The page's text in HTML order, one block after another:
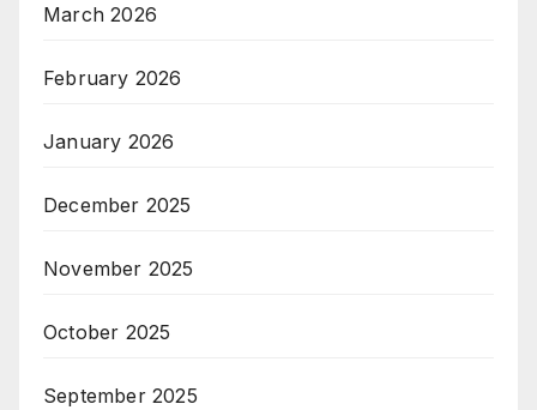
March 2026
February 2026
January 2026
December 2025
November 2025
October 2025
September 2025